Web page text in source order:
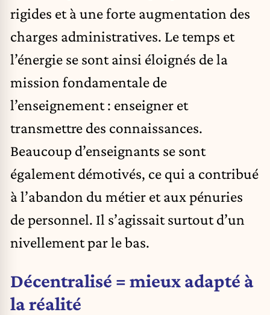
rigides et à une forte augmentation des
charges administratives. Le temps et
l’énergie se sont ainsi éloignés de la
mission fondamentale de
l’enseignement : enseigner et
transmettre des connaissances.
Beaucoup d’enseignants se sont
également démotivés, ce qui a contribué
à l’abandon du métier et aux pénuries
de personnel. Il s’agissait surtout d’un
nivellement par le bas.
Décentralisé = mieux adapté à
la réalité